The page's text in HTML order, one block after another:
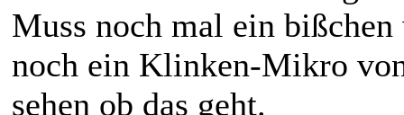
Muss noch mal ein bißchen
noch ein Klinken-Mikro
sehen ob das geht.